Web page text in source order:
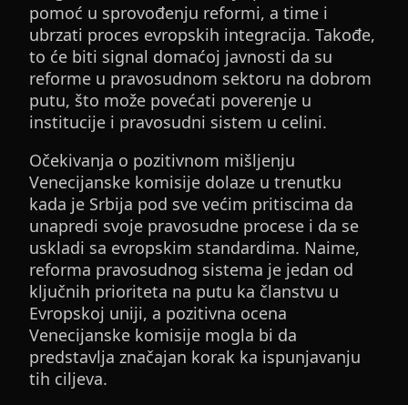
pomoć u sprovođenju reformi, a time i
ubrzati proces evropskih integracija. Takođe,
to će biti signal domaćoj javnosti da su
reforme u pravosudnom sektoru na dobrom
putu, što može povećati poverenje u
institucije i pravosudni sistem u celini.
Očekivanja o pozitivnom mišljenju
Venecijanske komisije dolaze u trenutku
kada je Srbija pod sve većim pritiscima da
unapredi svoje pravosudne procese i da se
uskladi sa evropskim standardima. Naime,
reforma pravosudnog sistema je jedan od
ključnih prioriteta na putu ka članstvu u
Evropskoj uniji, a pozitivna ocena
Venecijanske komisije mogla bi da
predstavlja značajan korak ka ispunjavanju
tih ciljeva.